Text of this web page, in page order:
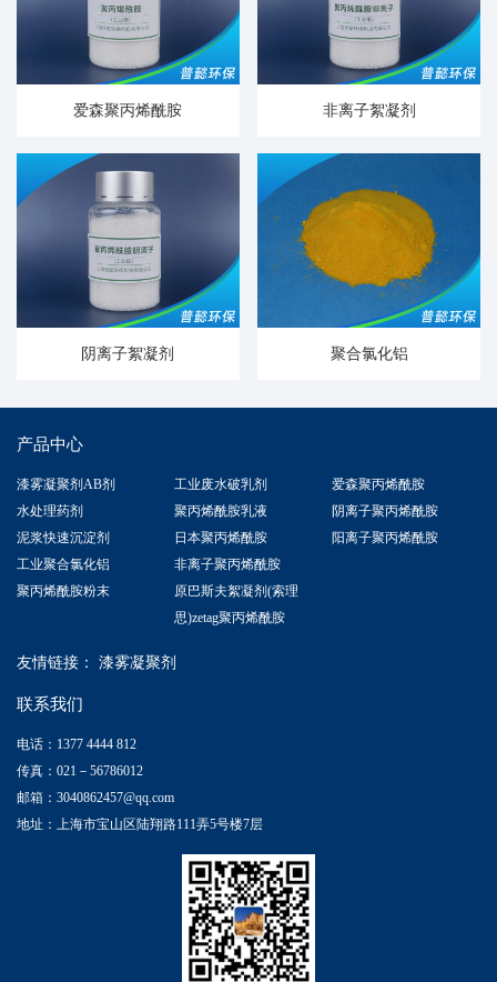
爱森聚丙烯酰胺 非离子絮凝剂
阴离子絮凝剂 聚合氯化铝
产品中心
漆雾凝聚剂AB剂
水处理药剂
泥浆快速沉淀剂
工业聚合氯化铝
聚丙烯酰胺粉末
工业废水破乳剂
聚丙烯酰胺乳液
日本聚丙烯酰胺
非离子聚丙烯酰胺
原巴斯夫絮凝剂(索理
思)zetag聚丙烯酰胺
爱森聚丙烯酰胺
阴离子聚丙烯酰胺
阳离子聚丙烯酰胺
友情链接： 漆雾凝聚剂
联系我们
电话：1377 4444 812
传真：021－56786012
邮箱：3040862457@qq.com
地址：上海市宝山区陆翔路111弄5号楼7层